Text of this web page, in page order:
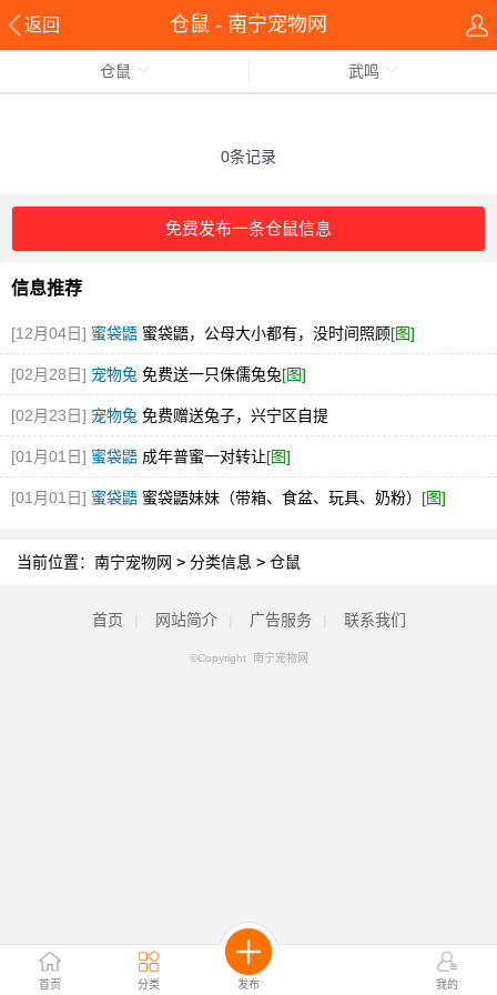
返回 仓鼠 - 南宁宠物网
首页 分类 发布 我的
仓鼠 武鸣
0条记录
免费发布一条仓鼠信息
信息推荐
[12月04日] 蜜袋鼯 蜜袋鼯，公母大小都有，没时间照顾[图]
[02月28日] 宠物兔 免费送一只侏儒兔兔[图]
[02月23日] 宠物兔 免费赠送兔子，兴宁区自提
[01月01日] 蜜袋鼯 成年普蜜一对转让[图]
[01月01日] 蜜袋鼯 蜜袋鼯妹妹（带箱、食盆、玩具、奶粉） [图]
当前位置： 南宁宠物网 > 分类信息 > 仓鼠
首页 网站简介 广告服务 联系我们
©Copyright 南宁宠物网